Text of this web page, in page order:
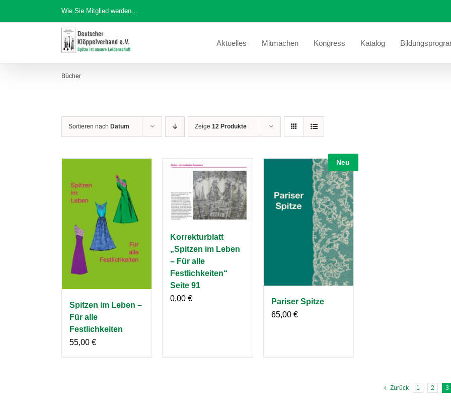
Inhalt
Wie Sie Mitglied werden…
Aktuelles Mitmachen Kongress Katalog
Bücher
Sortieren nach Datum Zeige 12 Produkte
Spitzen im Leben –
Für alle
Festlichkeiten
55,00 €
Korrekturblatt
„Spitzen im Leben
– Für alle
Festlichkeiten“
Seite 91
0,00€
Neu
Pariser Spitze
65,00 €
Zurück 1 2 3